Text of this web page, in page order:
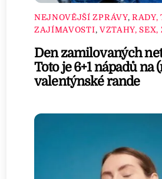
NEJNOVĚJŠÍ ZPRÁVY, RADY,
ZAJÍMAVOSTI, VZTAHY, SEX,
Den zamilovaných
Toto je 6+1 nápadů na
valentýnské rande